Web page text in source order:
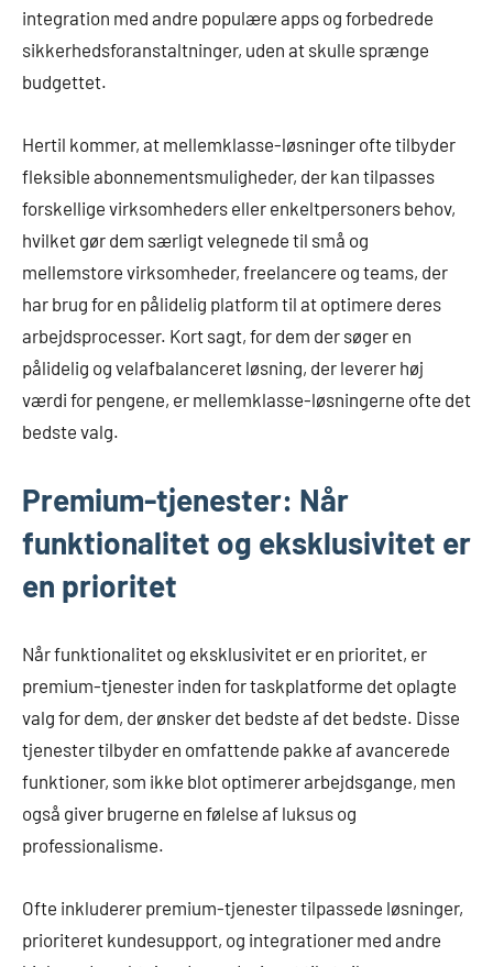
integration med andre populære apps og forbedrede
sikkerhedsforanstaltninger, uden at skulle sprænge
budgettet.
Hertil kommer, at mellemklasse-løsninger ofte tilbyder
fleksible abonnementsmuligheder, der kan tilpasses
forskellige virksomheders eller enkeltpersoners behov,
hvilket gør dem særligt velegnede til små og
mellemstore virksomheder, freelancere og teams, der
har brug for en pålidelig platform til at optimere deres
arbejdsprocesser. Kort sagt, for dem der søger en
pålidelig og velafbalanceret løsning, der leverer høj
værdi for pengene, er mellemklasse-løsningerne ofte det
bedste valg.
Premium-tjenester: Når
funktionalitet og eksklusivitet er
en prioritet
Når funktionalitet og eksklusivitet er en prioritet, er
premium-tjenester inden for taskplatforme det oplagte
valg for dem, der ønsker det bedste af det bedste. Disse
tjenester tilbyder en omfattende pakke af avancerede
funktioner, som ikke blot optimerer arbejdsgange, men
også giver brugerne en følelse af luksus og
professionalisme.
Ofte inkluderer premium-tjenester tilpassede løsninger,
prioriteret kundesupport, og integrationer med andre